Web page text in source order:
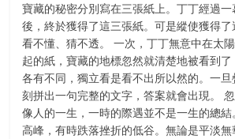
寶藏的秘密分別寫在三張紙上。丁丁經過
後，終於獲得了這三張紙。可是縱使獲得
看不懂、猜不透。 一次，丁丁無意中在太
起的紙，寶藏的地標忽然就清楚地被看到
各有不同，獨立看是看不出所以然的。一
刻拼出一句完整的文字，答案就會出現。
像人的一生，一時的際遇並不是一生的總
高峰，有時跌落挫折的低谷。無論是平淡